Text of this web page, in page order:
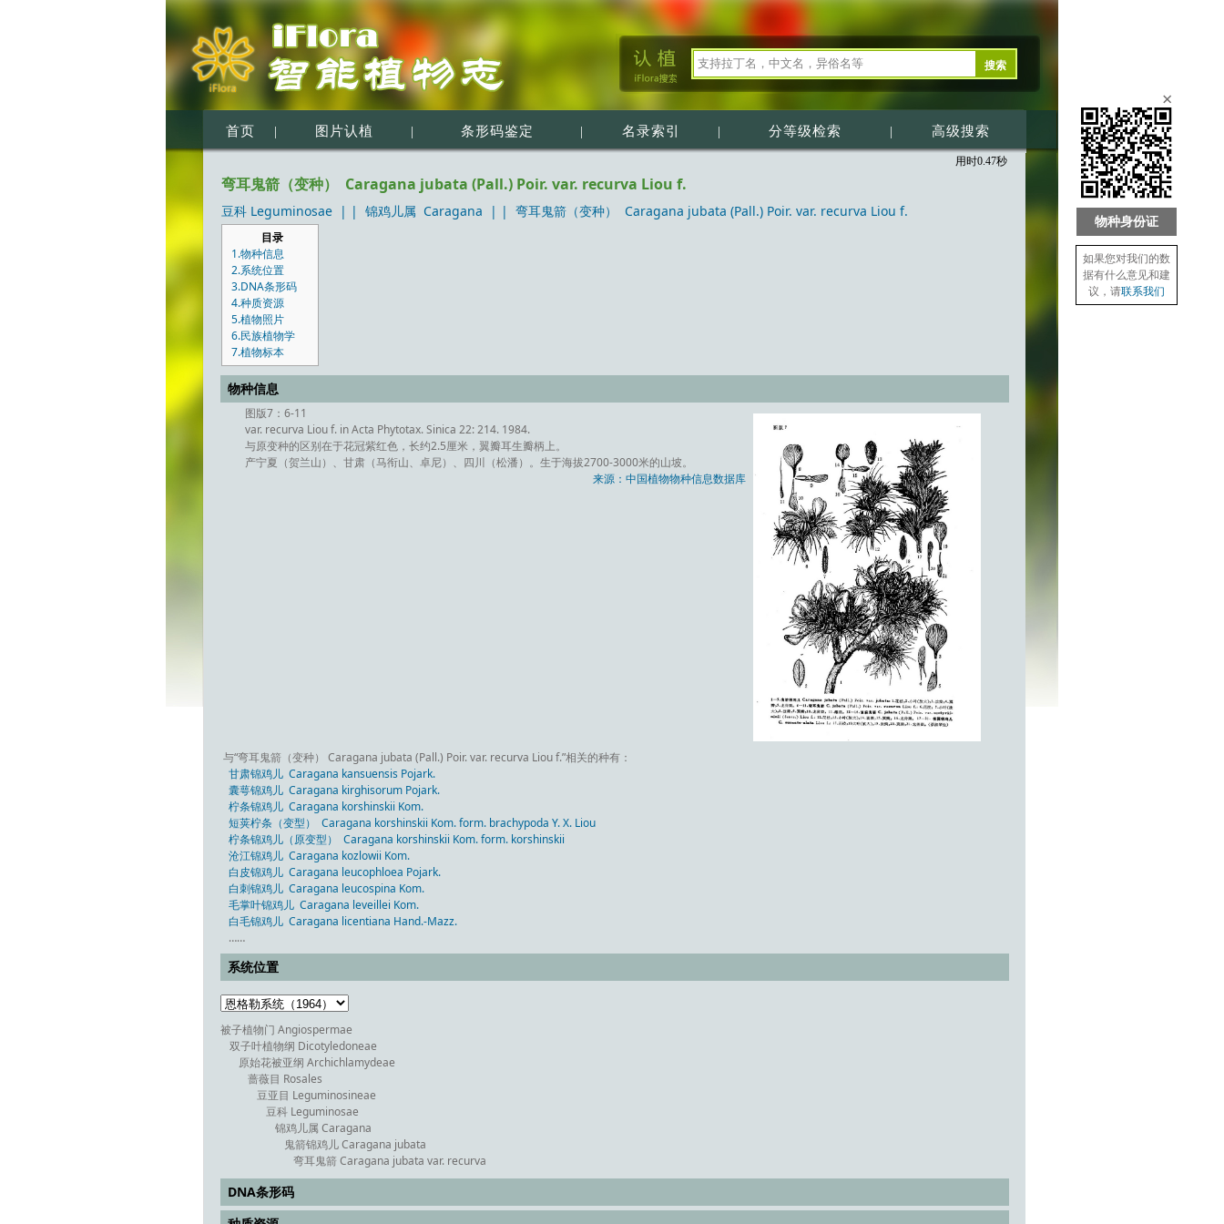
首页 | 图片认植 | 条形码鉴定 | 名录索引 | 分等级检索 | 高级搜索
用时0.47秒
弯耳鬼箭（变种） Caragana jubata (Pall.) Poir. var. recurva Liou f.
豆科 Leguminosae | | 锦鸡儿属 Caragana | | 弯耳鬼箭（变种） Caragana jubata (Pall.) Poir. var. recurva Liou f.
目录
1.物种信息
2.系统位置
3.DNA条形码
4.种质资源
5.植物照片
6.民族植物学
7.植物标本
物种信息
图版7：6-11
var. recurva Liou f. in Acta Phytotax. Sinica 22: 214. 1984.
与原变种的区别在于花冠紫红色，长约2.5厘米，翼瓣耳生瓣柄上。
产宁夏（贺兰山）、甘肃（马衔山、卓尼）、四川（松潘）。生于海拔2700-3000米的山坡。
来源：中国植物物种信息数据库
与“弯耳鬼箭（变种） Caragana jubata (Pall.) Poir. var. recurva Liou f.”相关的种有：
甘肃锦鸡儿 Caragana kansuensis Pojark.
囊萼锦鸡儿 Caragana kirghisorum Pojark.
柠条锦鸡儿 Caragana korshinskii Kom.
短荚柠条（变型） Caragana korshinskii Kom. form. brachypoda Y. X. Liou
柠条锦鸡儿（原变型） Caragana korshinskii Kom. form. korshinskii
沧江锦鸡儿 Caragana kozlowii Kom.
白皮锦鸡儿 Caragana leucophloea Pojark.
白刺锦鸡儿 Caragana leucospina Kom.
毛掌叶锦鸡儿 Caragana leveillei Kom.
白毛锦鸡儿 Caragana licentiana Hand.-Mazz.
……
系统位置
被子植物门 Angiospermae
双子叶植物纲 Dicotyledoneae
原始花被亚纲 Archichlamydeae
蔷薇目 Rosales
豆亚目 Leguminosineae
豆科 Leguminosae
锦鸡儿属 Caragana
鬼箭锦鸡儿 Caragana jubata
弯耳鬼箭 Caragana jubata var. recurva
DNA条形码
×
物种身份证
如果您对我们的数
据有什么意见和建
议，请联系我们